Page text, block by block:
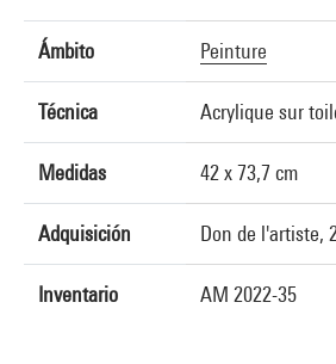
Ámbito Peinture
Técnica Acrylique sur
Medidas 42 x 73,7 cm
Adquisición Don de l'artiste,
Inventario AM 2022-35